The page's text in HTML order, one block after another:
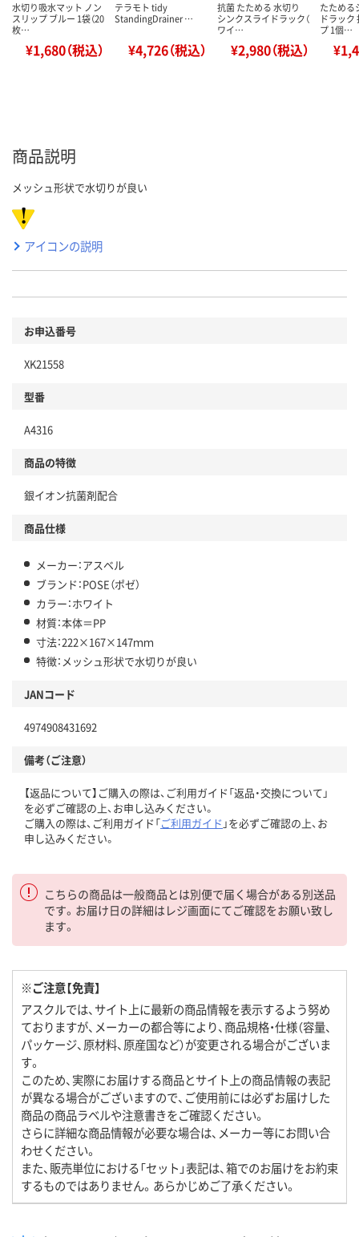
水切り吸水マット ノン
スリップ ブルー 1袋（20
枚…
¥1,680（税込）
テラモト tidy
StandingDrainer …
¥4,726（税込）
抗菌 たためる 水切り
シンクスライドラック（
ワイ…
¥2,980（税込）
たためる
ドラック
プ 1個…
商品説明
メッシュ形状で水切りが良い
アイコンの説明
お申込番号
XK21558
型番
A4316
商品の特徴
銀イオン抗菌剤配合
商品仕様
メーカー：アスベル
ブランド：POSE（ポゼ）
カラー：ホワイト
材質：本体＝PP
寸法：222×167×147ｍｍ
特徴：メッシュ形状で水切りが良い
JANコード
4974908431692
備考（ご注意）
【返品について】ご購入の際は、ご利用ガイド「返品・交換について」
を必ずご確認の上、お申し込みください。
ご購入の際は、ご利用ガイド「ご利用ガイド 」を必ずご確認の上、お
申し込みください。
こちらの商品は一般商品とは別便で届く場合がある別送品
です。お届け日の詳細はレジ画面にてご確認をお願い致し
ます。
※ご注意【免責】
アスクルでは、サイト上に最新の商品情報を表示するよう努め
ておりますが、メーカーの都合等により、商品規格・仕様（容量、
パッケージ、原材料、原産国など）が変更される場合がございま
す。
このため、実際にお届けする商品とサイト上の商品情報の表記
が異なる場合がございますので、ご使用前には必ずお届けした
商品の商品ラベルや注意書きをご確認ください。
さらに詳細な商品情報が必要な場合は、メーカー等にお問い合
わせください。
また、販売単位における「セット」表記は、箱でのお届けをお約束
するものではありません。あらかじめご了承ください。